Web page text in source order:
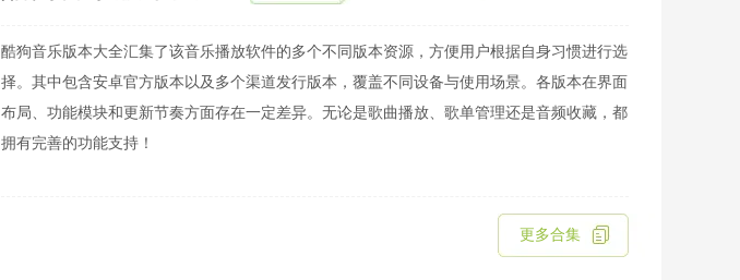
酷狗音乐版本大全汇集了该音乐播放软件的多个不同版本资源，方便用户根据自身习惯进行选
择。其中包含安卓官方版本以及多个渠道发行版本，覆盖不同设备与使用场景。各版本在界面
布局、功能模块和更新节奏方面存在一定差异。无论是歌曲播放、歌单管理还是音频收藏，都
拥有完善的功能支持！
更多合集